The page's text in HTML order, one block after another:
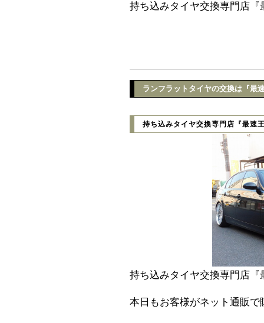
持ち込みタイヤ交換専門店『
ランフラットタイヤの交換は『最
持ち込みタイヤ交換専門店『最速
持ち込みタイヤ交換専門店『
本日もお客様がネット通販